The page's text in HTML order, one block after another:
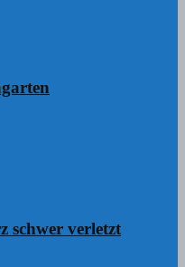
schwer verletzt